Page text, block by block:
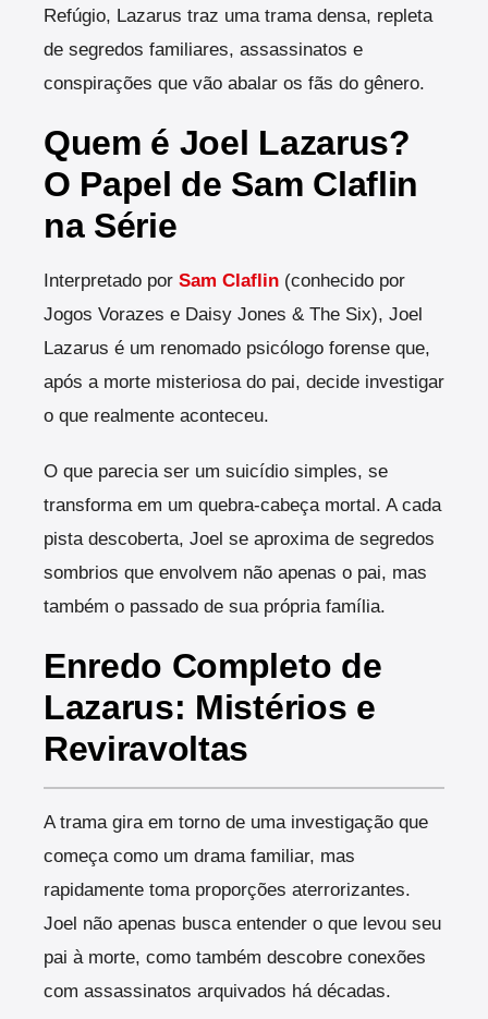
Refúgio, Lazarus traz uma trama densa, repleta
de segredos familiares, assassinatos e
conspirações que vão abalar os fãs do gênero.
Quem é Joel Lazarus?
O Papel de Sam Claflin
na Série
Interpretado por Sam Claflin (conhecido por
Jogos Vorazes e Daisy Jones & The Six), Joel
Lazarus é um renomado psicólogo forense que,
após a morte misteriosa do pai, decide investigar
o que realmente aconteceu.
O que parecia ser um suicídio simples, se
transforma em um quebra-cabeça mortal. A cada
pista descoberta, Joel se aproxima de segredos
sombrios que envolvem não apenas o pai, mas
também o passado de sua própria família.
Enredo Completo de
Lazarus: Mistérios e
Reviravoltas
A trama gira em torno de uma investigação que
começa como um drama familiar, mas
rapidamente toma proporções aterrorizantes.
Joel não apenas busca entender o que levou seu
pai à morte, como também descobre conexões
com assassinatos arquivados há décadas.